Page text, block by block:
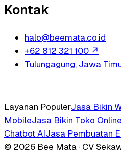
Kontak
halo@beemata.co.id
+62 812 321 100 ↗
Tulungagung, Jawa
Layanan PopulerJasa Bikin
MobileJasa Bikin Toko Online
Chatbot AIJasa Pembuatan
© 2026 Bee Mata · CV